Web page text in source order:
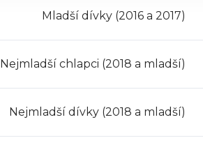
Mladší dívky (2016 a 2017)
Nejmladší chlapci (2018 a mladší)
Nejmladší dívky (2018 a mladší)